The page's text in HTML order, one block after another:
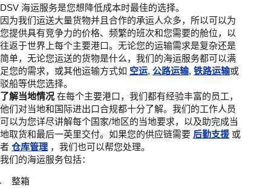
DSV 海运服务是您想降低成本时最佳的选择。
因为我们运送大量货物并且合作的承运人众多，所以可以为
您提供具有竞争力的价格、频繁的班次和您需要的舱位，以
往返于世界上每个主要港口。无论您的运输需求是复杂还是
简单，无论您运送的货物是什么，我们的海运服务都可以满
足您的需求，或其他运输方式如 空运, 公路运输, 铁路运输或
驳船等供您选择。
了解当地情况在每个主要港口，我们都有经验丰富的员工，
他们对当地和国际进出口合规都十分了解。我们的工作人员
可以为您详尽讲解每个国家/地区的当地要求，以及助完成当
地取货和最后一英里交付。如果您的供应链需要 后勤支援 或
者 仓库管理 ，我们也可以帮您处理。
我们的海运服务包括：
整箱